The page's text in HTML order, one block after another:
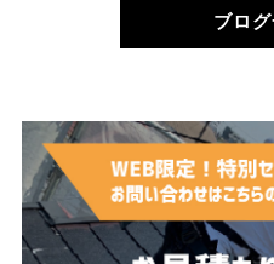
ブロ